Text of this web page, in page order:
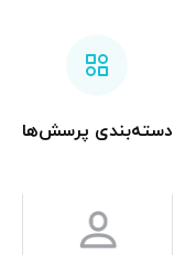
دسته‌بندی پرسش‌ها